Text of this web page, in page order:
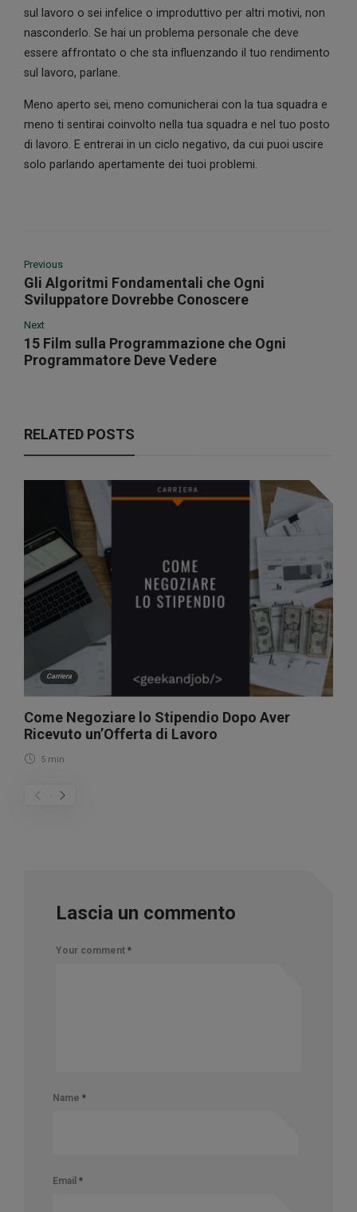
sul lavoro o sei infelice o improduttivo per altri motivi, non
nasconderlo. Se hai un problema personale che deve
essere affrontato o che sta influenzando il tuo rendimento
sul lavoro, parlane.
Meno aperto sei, meno comunicherai con la tua squadra e
meno ti sentirai coinvolto nella tua squadra e nel tuo posto
di lavoro. E entrerai in un ciclo negativo, da cui puoi uscire
solo parlando apertamente dei tuoi problemi.
Previous
Gli Algoritmi Fondamentali che Ogni
Sviluppatore Dovrebbe Conoscere
Next
15 Film sulla Programmazione che Ogni
Programmatore Deve Vedere
RELATED POSTS
Carriera
Come Negoziare lo Stipendio Dopo Aver
Ricevuto un’Offerta di Lavoro
5 min
Lascia un commento
Your comment *
Name *
Email *